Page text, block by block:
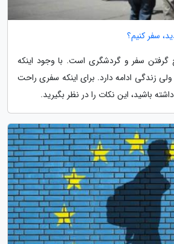
سفر کنیم؟
سفر و گردشگری است. با وجود اینکه
زندگی ادامه دارد. برای اینکه سفری راحت
باشید، این نکات را در نظر بگیرید.